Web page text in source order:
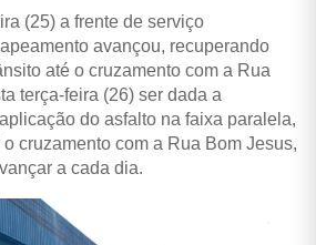
(25) a frente de serviço
avançou, recuperando
até o cruzamento com a Rua
terça-feira (26) ser dada a
do asfalto na faixa paralela,
cruzamento com a Rua Bom Jesus,
a cada dia.